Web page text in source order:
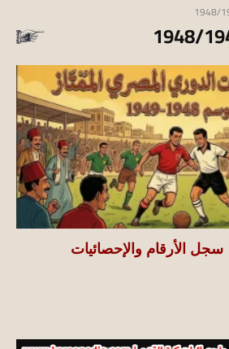
koraapedia
موسم 1948-1949 | سجل الأرقام والإحصائيات